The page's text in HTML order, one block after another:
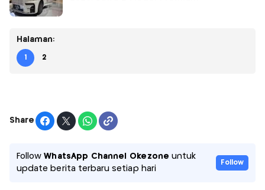
Halaman:
1 2
Share
FollowWhatsApp Channel Okezone untuk
update berita terbaru setiap hari
Follow